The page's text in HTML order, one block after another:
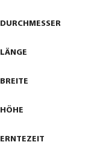
DURCHMESSER
LÄNGE
BREITE
HÖHE
ERNTEZEIT